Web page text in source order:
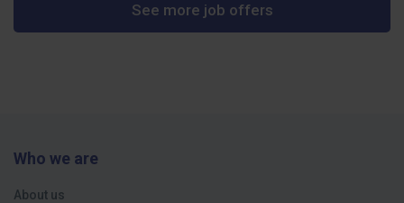
See more job offers
Who we are
About us